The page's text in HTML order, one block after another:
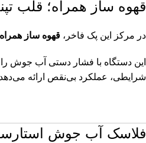
قهوه ساز همراه؛ قلب
در مرکز این پک فاخر، قهوه ساز
این دستگاه با فشار دستی آب جوش
شرایطی، عملکرد بی‌نقص ارائه
فلاسک آب جوش